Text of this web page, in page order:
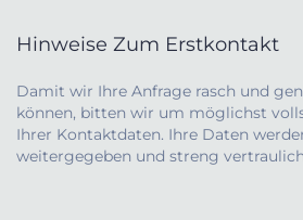
Hinweise Zum Erstkontakt
Damit wir Ihre Anfrage rasch und
können, bitten wir um möglichst
Ihrer Kontaktdaten. Ihre Daten
weitergegeben und streng